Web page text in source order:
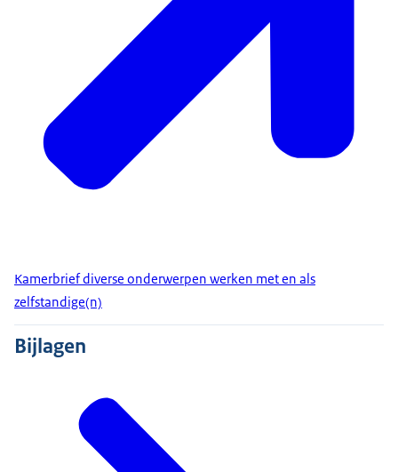
Kamerbrief diverse onderwerpen werken met en als
zelfstandige(n)
Bijlagen